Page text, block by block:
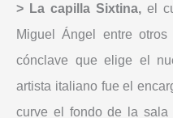
> La capilla Sixtina,el
Miguel Ángel entre
cónclave que elige el
artista italiano fue el
curve el fondo de la